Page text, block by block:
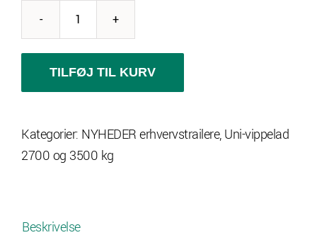
NYHED
Variant
3563
UX
trailer,
3
bladfjedre
TILFØJ TIL KURV
Kategorier: NYHEDER erhvervstrailere,Uni-vippelad
2700 og 3500 kg
Beskrivelse